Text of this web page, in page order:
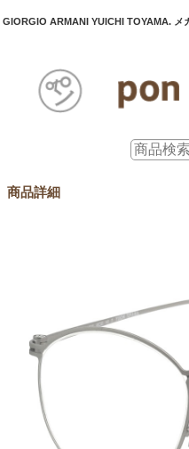
GIORGIO ARMANI YUICHI TOYAMA.
商品詳細